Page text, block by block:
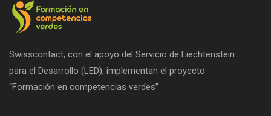
Swisscontact, con el apoyo del Servicio de Liechtenstein
para el Desarrollo (LED), implementan el proyecto
“Formación en competencias verdes”